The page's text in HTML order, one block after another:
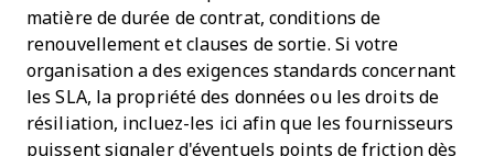
matière de durée de contrat, conditions de
renouvellement et clauses de sortie. Si votre
organisation a des exigences standards concernant
les SLA, la propriété des données ou les droits de
résiliation, incluez-les ici afin que les fournisseurs
puissent signaler d'éventuels points de friction dès